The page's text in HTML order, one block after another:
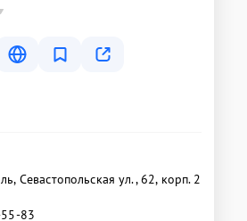
Севастопольская ул., 62, корп. 2
83